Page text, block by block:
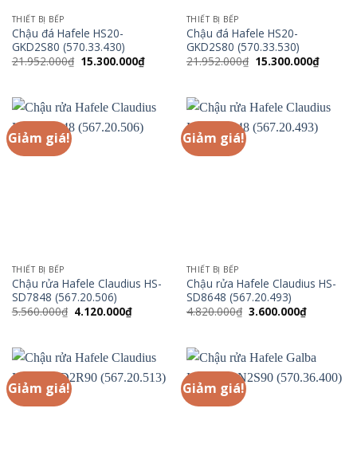
THIẾT BỊ BẾP
Chậu đá Hafele HS20-
GKD2S80 (570.33.430)
21.952.000₫ Giá
15.300.000₫Giá
hiện
15.300.000₫.
THIẾT BỊ BẾP
Chậu đá Hafele HS20-
GKD2S80 (570.33.530)
21.952.000₫ Giá
15.300.000₫Giá
hiện
Giảm giá!
THIẾT BỊ BẾP
Chậu rửa Hafele Claudius HS-
SD7848 (567.20.506)
5.560.000₫ Giá
gốc
4.120.000₫Giá
hiện
4.120.000₫.
Giảm giá!
THIẾT BỊ BẾP
Chậu rửa Hafele Claudius HS-
SD8648 (567.20.493)
4.820.000₫ Giá
gốc
3.600.000₫Giá
hiện
Giảm giá! Giảm giá!